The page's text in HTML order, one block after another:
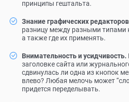
принципы гештальта.
Знание графических
разницу между разными типами
а также где их применять.
Внимательность и усидчивость.
заголовке сайта или
сдвинулась ли одна из кнопок
влево? Любая мелочь может
придется переделывать.